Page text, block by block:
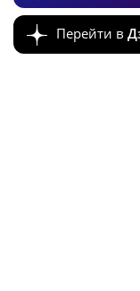
Перейти в